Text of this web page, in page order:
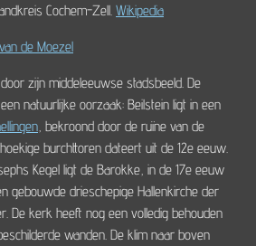
Cochem-Zell. Wikipedia
de Moezel
zijn middeleeuwse stadsbeeld. De
natuurlijke oorzaak: Beilstein ligt in een
, bekroond door de ruïne van de
burchttoren dateert uit de 12e eeuw.
Kegel ligt de Barokke, in de 17e eeuw
gebouwde drieschepige Hallenkirche der
De kerk heeft nog een volledig behouden
wanden. De klim naar boven